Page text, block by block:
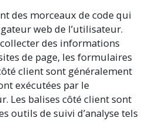
des morceaux de code qui
web de l’utilisateur.
des informations
de page, les formulaires
client sont généralement
exécutées par le
Les balises côté client sont
outils de suivi d’analyse tels